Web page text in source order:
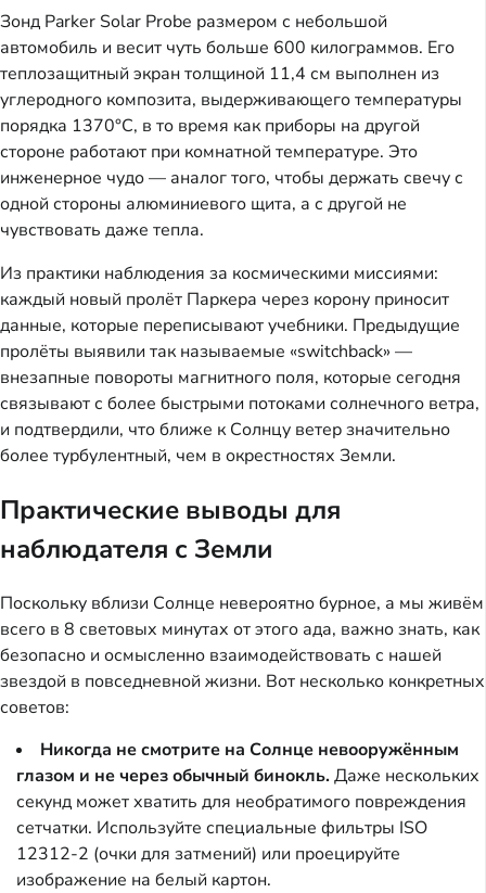
Зонд Parker Solar Probe размером с небольшой
автомобиль и весит чуть больше 600 килограммов. Его
теплозащитный экран толщиной 11,4 см выполнен из
углеродного композита, выдерживающего температуры
порядка 1370°C, в то время как приборы на другой
стороне работают при комнатной температуре. Это
инженерное чудо — аналог того, чтобы держать свечу с
одной стороны алюминиевого щита, а с другой не
чувствовать даже тепла.
Из практики наблюдения за космическими миссиями:
каждый новый пролёт Паркера через корону приносит
данные, которые переписывают учебники. Предыдущие
пролёты выявили так называемые «switchback» —
внезапные повороты магнитного поля, которые сегодня
связывают с более быстрыми потоками солнечного ветра,
и подтвердили, что ближе к Солнцу ветер значительно
более турбулентный, чем в окрестностях Земли.
Практические выводы для
наблюдателя с Земли
Поскольку вблизи Солнце невероятно бурное, а мы живём
всего в 8 световых минутах от этого ада, важно знать, как
безопасно и осмысленно взаимодействовать с нашей
звездой в повседневной жизни. Вот несколько конкретных
советов:
Никогда не смотрите на Солнце невооружённым
глазом и не через обычный бинокль.Даже нескольких
секунд может хватить для необратимого повреждения
сетчатки. Используйте специальные фильтры ISO
12312-2 (очки для затмений) или проецируйте
изображение на белый картон.